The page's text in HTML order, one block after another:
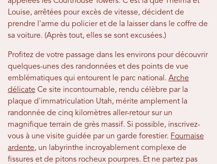
Louise, arrêtées pour excès de vitesse, décident de
prendre l'arme du policier et de la laisser dans le coffre de
sa voiture. (Après tout, elles se sont excusées.)
Profitez de votre passage dans les environs pour découvrir
quelques-unes des randonnées et des points de vue
emblématiques qui entourent le parc national. Arche
délicate Ce site incontournable, rendu célèbre par la
plaque d'immatriculation Utah, mérite amplement la
randonnée de cinq kilomètres aller-retour sur un
magnifique terrain de grès massif. Si possible, inscrivez-
vous à une visite guidée par un garde forestier. Fournaise
ardente, un labyrinthe incroyablement complexe de
fissures et de pitons rocheux pourpres. Et ne partez pas